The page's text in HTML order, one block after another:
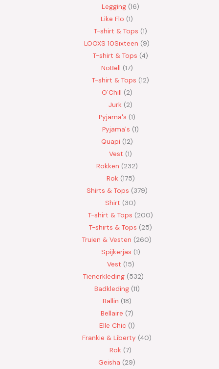
Legging 16
Like Flo 1
T-shirt & Tops 1
LOOXS 10Sixteen
9
T-shirt & Tops 4
NoBell 17
T-shirt & Tops 12
O'Chill 2
Jurk 2
Pyjama's 1
Pyjama's 1
Quapi 12
Vest 1
Rokken 232
Rok 175
Shirts & Tops 379
Shirt
30
T-shirt & Tops
200
T-shirts & Tops
25
Truien & Vesten
260
Spijkerjas 1
Vest 15
Tienerkleding 532
Badkleding 11
Ballin 18
Bellaire 7
Elle Chic 1
Frankie & Liberty 40
Rok 7
Geisha
29